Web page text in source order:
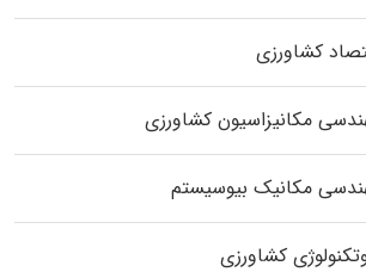
کشاورزی
مکانیزاسیون کشاورزی
مکانیک بیوسیستم
کشاورزی